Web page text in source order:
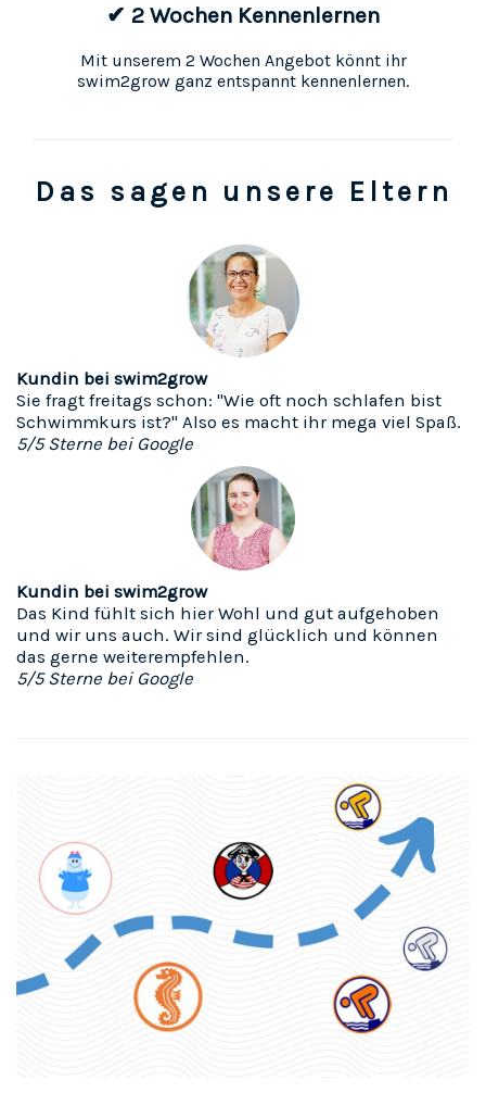
✔ 2 Wochen Kennenlernen
Mit unserem 2 Wochen Angebot könnt ihr
swim2grow ganz entspannt kennenlernen.
Das sagen unsere Eltern
Kundin bei swim2grow
Sie fragt freitags schon: "Wie oft noch schlafen bist
Schwimmkurs ist?" Also es macht ihr mega viel Spaß.
5/5 Sterne bei Google
Kundin bei swim2grow
Das Kind fühlt sich hier Wohl und gut aufgehoben
und wir uns auch. Wir sind glücklich und können
das gerne weiterempfehlen.
5/5 Sterne bei Google